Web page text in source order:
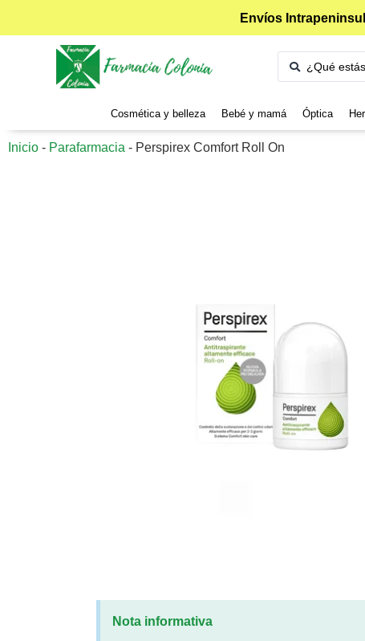
Envíos
Cosmética y belleza Bebé y mamá Óptica
Inicio - Parafarmacia - Perspirex Comfort Roll On
Nota informativa